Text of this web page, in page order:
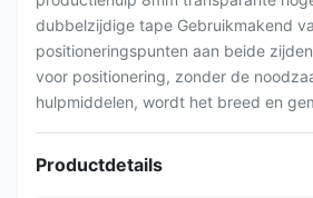
dubbelzijdige tape Gebruikmakend
positioneringspunten aan beide
voor positionering, zonder de
hulpmiddelen, wordt het breed en
Productdetails